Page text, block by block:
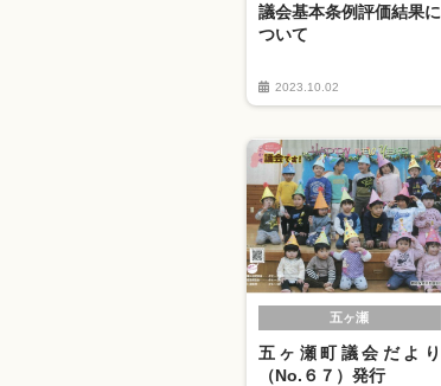
議会基本条例評価結果に
ついて
2023.10.02
五ヶ瀬
五ヶ瀬町議会だより
（No.６７）発行